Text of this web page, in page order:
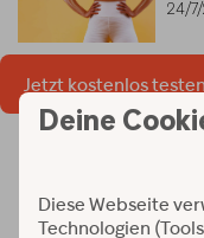
24/
Jetzt kostenlos testen